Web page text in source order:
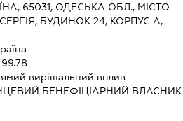
65031, ОДЕСЬКА ОБЛ., МІСТО
БУДИНОК 24, КОРПУС А,
99.78
вирішальний вплив
БЕНЕФІЦІАРНИЙ ВЛАСНИК